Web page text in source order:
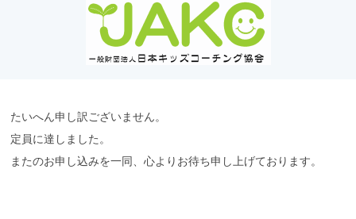
たいへん申し訳ございません。
定員に達しました。
またのお申し込みを一同、心よりお待ち申し上げております。